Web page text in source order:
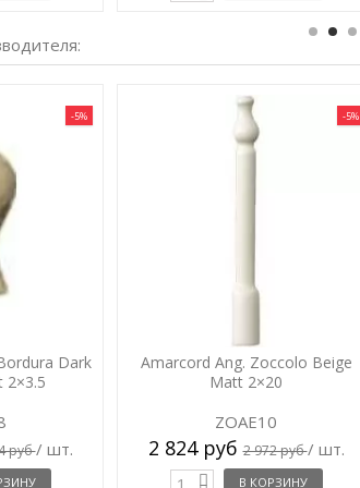
-5%
Dark
2×3.5
руб/ шт.
-5%
Amarcord Ang. Zoccolo Beige
Matt 2×20
ZOAE10
2 824 руб2 972 руб/ шт.
В КОРЗИНУ